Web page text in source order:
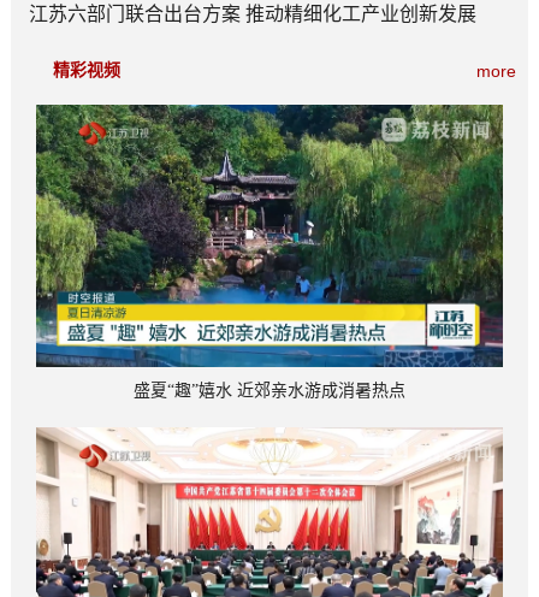
江苏六部门联合出台方案 推动精细化工产业创新发展
more
精彩视频
盛夏“趣”嬉水 近郊亲水游成消暑热点